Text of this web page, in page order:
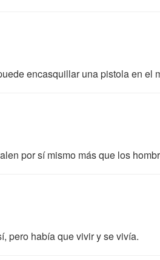
encasquillar una pistola en el
por sí mismo más que los
pero había que vivir y se vivía.